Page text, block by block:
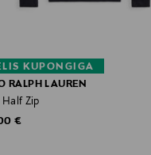
KUPONGIGA
RALPH LAUREN
Half Zip
Price
€